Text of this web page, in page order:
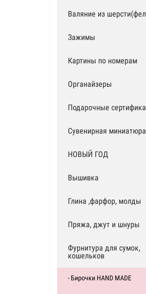
Валяние из
Зажимы
Картины по номерам
Органайзеры
Подарочные
Сувенирная миниатюра
НОВЫЙ ГОД
Вышивка
Глина ,фарфор, молды
Пряжа, джут и шнуры
Фурнитура для сумок,
кошельков
- Бирочки HAND MADE